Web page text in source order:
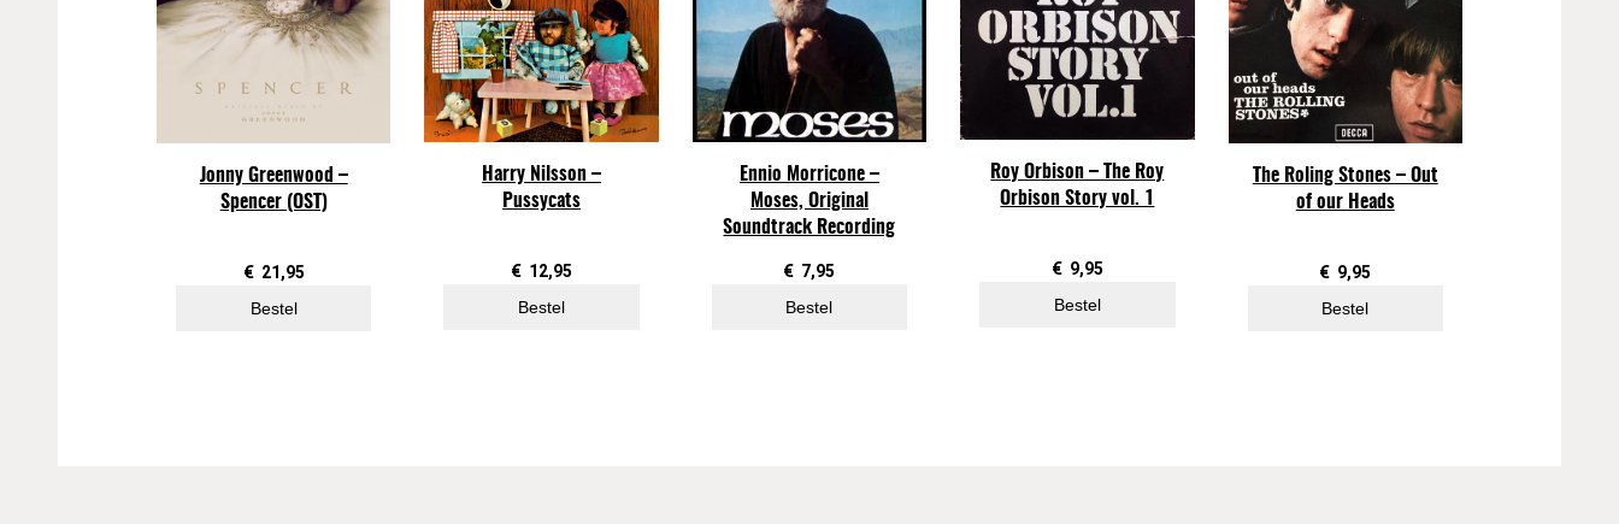
j
e
n
G
Jonny Greenwood –
Spencer (OST)
€ 21,95
Bestel
Harry Nilsson –
Pussycats
€ 12,95
Bestel
Ennio Morricone –
Moses, Original
Soundtrack Recording
€ 7,95
Bestel
Roy Orbison – The Roy
Orbison Story vol. 1
€ 9,95
Bestel
The Roling Stones – Out
of our Heads
€ 9,95
Bestel